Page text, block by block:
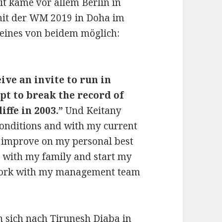
käme vor allem Berlin in
der WM 2019 in Doha im
von beidem möglich:
an invite to run in
to break the record of
in 2003.” Und Keitany
and with my current
on my personal best
with my family and start my
with my management team
sich nach Tirunesh Diaba in